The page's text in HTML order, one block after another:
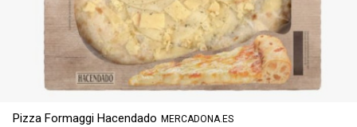
Pizza Formaggi Hacendado MERCADONA.ES